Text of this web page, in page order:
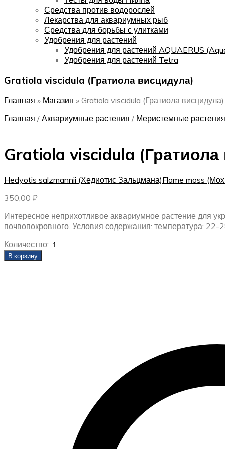
Средства против водорослей
Лекарства для аквариумных рыб
Средства для борьбы с улитками
Удобрения для растений
Удобрения для растений AQUAERUS
Удобрения для растений Tetra
Gratiola viscidula (Гратиола висцидула)
Главная » Магазин » Gratiola viscidula (Гратиола висцидула)
Главная / Аквариумные растения / Меристемные растения
Gratiola viscidula
Hedyotis salzmannii (Хедиотис Зальцмана)Flame moss
350,00 ₽
Интересное неприхотливое аквариумное растение для
почвопокровного. Условия содержания: температура:
Количество:
В корзину